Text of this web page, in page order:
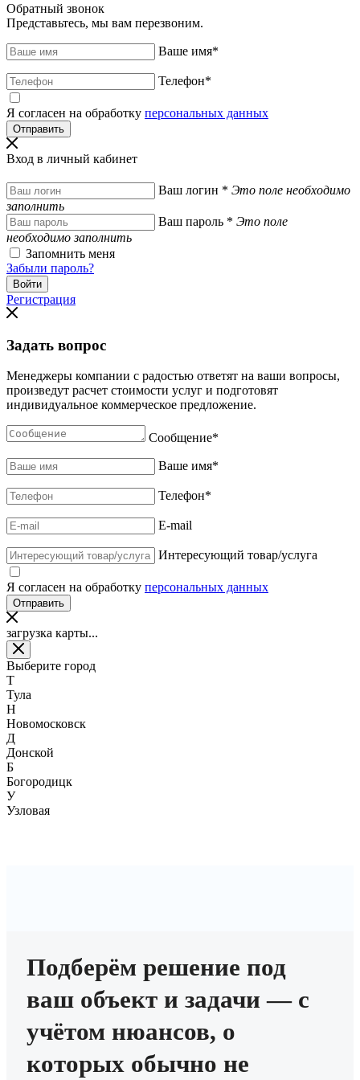
Обратный звонок
Представьтесь, мы вам перезвоним.
Ваше имя*
Телефон*
Я согласен на обработку персональных данных
Вход в личный кабинет
Ваш логин * Это поле необходимо
заполнить
Ваш пароль * Это поле
необходимо заполнить
Запомнить меня
Забыли пароль?
Регистрация
Задать вопрос
Менеджеры компании с радостью ответят на ваши вопросы,
произведут расчет стоимости услуг и подготовят
индивидуальное коммерческое предложение.
Сообщение*
Ваше имя*
Телефон*
E-mail
Интересующий товар/услуга
Я согласен на обработку персональных данных
загрузка карты...
Выберите город
Т
Тула
Н
Новомосковск
Д
Донской
Б
Богородицк
У
Узловая
Подберём решение под
ваш объект и задачи — с
учётом нюансов, о
которых обычно не